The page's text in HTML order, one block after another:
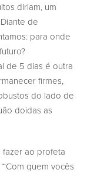
diriam, um
de
para onde
de 5 dias é outra
firmes,
do lado de
doidas as
fazer ao profeta
quem vocês